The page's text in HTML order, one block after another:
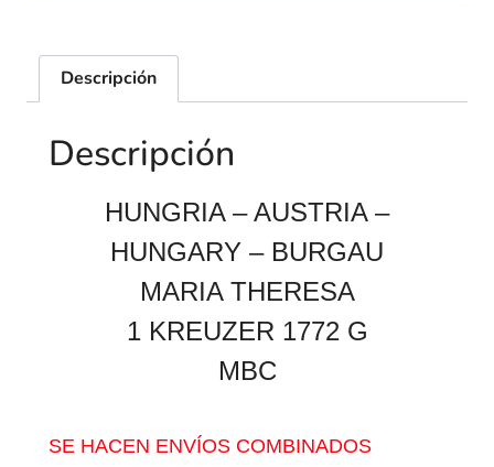
Descripción
Descripción
HUNGRIA – AUSTRIA –
HUNGARY – BURGAU
MARIA THERESA
1 KREUZER 1772 G
MBC
SE HACEN ENVÍOS COMBINADOS